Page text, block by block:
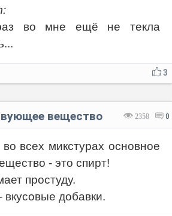
во мне ещё не текла
3
2358 0
вещество
всех микстурах основное
- это спирт!
простуду.
вкусовые добавки.